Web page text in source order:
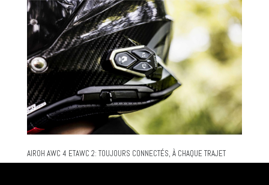
AIROH AWC 4 ETAWC 2: TOUJOURS CONNECTÉS, À CHAQUE TRAJET